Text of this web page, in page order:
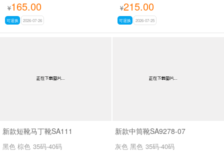
¥165.00
可退换 2026-07-26
¥215.00
可退换 2026-07-25
新款短靴马丁靴SA111
黑色 棕色 35码-40码
新款中筒靴SA9278-07
灰色 黑色 35码-40码